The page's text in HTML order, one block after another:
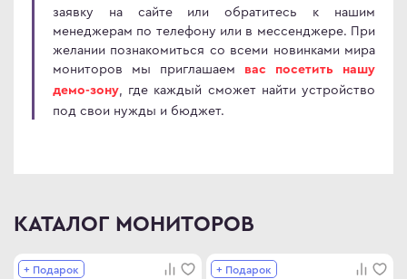
заявку на сайте или обратитесь к нашим
менеджерам по телефону или в мессенджере. При
желании познакомиться со всеми новинками мира
мониторов мы приглашаем
вас посетить нашу
демо-зону
, где каждый сможет найти устройство
под свои нужды и бюджет.
КАТАЛОГ МОНИТОРОВ
+ Подарок + Подарок